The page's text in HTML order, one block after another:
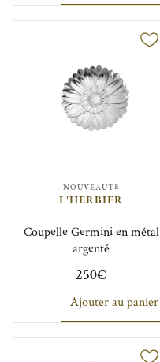
NOUVEAUTÉ
L'HERBIER
Coupelle Germini en métal
argenté
250€
Ajouter au panier